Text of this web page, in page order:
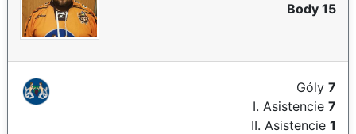
Body 15
Góly 7
I. Asistencie 7
II. Asistencie 1